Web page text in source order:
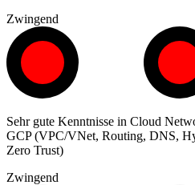
Zwingend
Sehr gute Kenntnisse in Cloud
GCP (VPC/VNet, Routing, DNS,
Zero Trust)
Zwingend